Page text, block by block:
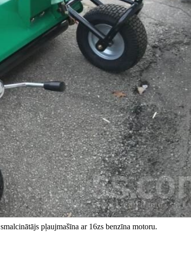
pļaujmašīna ar 16zs benzīna motoru.